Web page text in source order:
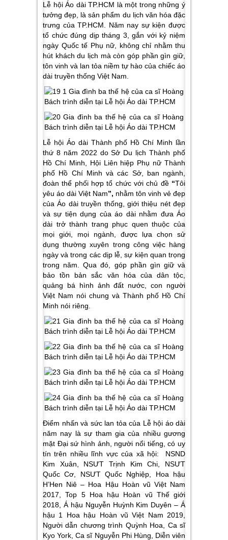
Lễ hội Áo dài TP.HCM là một trong những ý
tưởng đẹp, là sản phẩm du lịch văn hóa đặc
trưng của TP.HCM. Năm nay sự kiện được
tổ chức đúng dịp tháng 3, gắn với kỷ niệm
ngày Quốc tế Phụ nữ, không chỉ nhằm thu
hút khách du lịch mà còn góp phần gìn giữ,
tôn vinh và lan tỏa niềm tự hào của chiếc áo
dài truyền thống Việt Nam.
Lễ hội Áo dài Thành phố Hồ Chí Minh lần
thứ 8 năm 2022 do Sở Du lịch Thành phố
Hồ Chí Minh, Hội Liên hiệp Phụ nữ Thành
phố Hồ Chí Minh và các Sở, ban ngành,
đoàn thể phối hợp tổ chức với chủ đề “Tôi
yêu áo dài Việt Nam”, nhằm tôn vinh vẻ đẹp
của Áo dài truyền thống, giới thiệu nét đẹp
và sự tiện dụng của áo dài nhằm đưa Áo
dài trở thành trang phục quen thuộc của
mọi giới, mọi ngành, được lựa chọn sử
dụng thường xuyên trong công việc hàng
ngày và trong các dịp lễ, sự kiện quan trọng
trong năm. Qua đó, góp phần gìn giữ và
bảo tồn bản sắc văn hóa của dân tộc,
quảng bá hình ảnh đất nước, con người
Việt Nam nói chung và Thành phố Hồ Chí
Minh nói riêng.
Điểm nhấn và sức lan tỏa của Lễ hội áo dài
năm nay là sự tham gia của nhiều gương
mặt Đại sứ hình ảnh, người nổi tiếng, có uy
tín trên nhiều lĩnh vực của xã hội: NSND
Kim Xuân, NSƯT Trịnh Kim Chi, NSƯT
Quốc Cơ, NSƯT Quốc Nghiệp, Hoa hậu
H’Hen Niê – Hoa Hậu Hoàn vũ Việt Nam
2017, Top 5 Hoa hậu Hoàn vũ Thế giới
2018, Á hậu Nguyễn Huỳnh Kim Duyên – Á
hậu 1 Hoa hậu Hoàn vũ Việt Nam 2019,
Người dẫn chương trình Quỳnh Hoa, Ca sĩ
Kyo York, Ca sĩ Nguyễn Phi Hùng, Diễn viên